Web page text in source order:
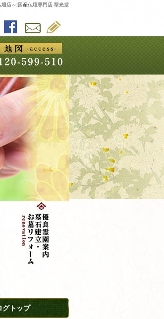
店～|国産仏壇専門店 翠光堂
グトップ